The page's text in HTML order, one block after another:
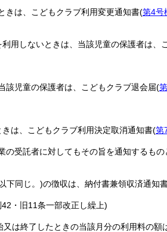
きは、こどもクラブ利用変更通知書(第4号
用しないときは、当該児童の保護者は、
該児童の保護者は、こどもクラブ退会届(
は、こどもクラブ利用決定取消通知書(第
受託者に対してもその旨を通知するもの
下同じ。)の徴収は、納付書兼領収済通知
・旧11条一部改正し繰上)
は終了したときの当該月分の利用料の